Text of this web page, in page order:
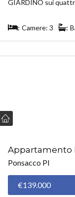
GIARDINO sui
Camere: 3
Appartamento
Ponsacco PI
€139.000